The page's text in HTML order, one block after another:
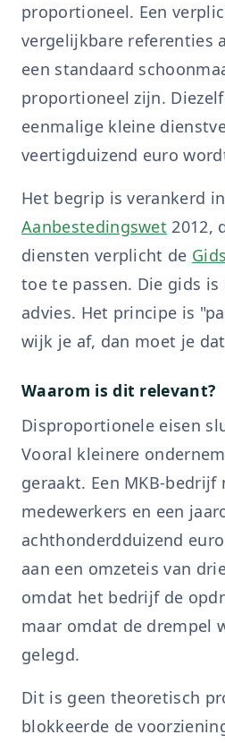
proportioneel. Een
vergelijkbare referenties
een standaard
proportioneel zijn.
eenmalige kleine
veertigduizend euro
Het begrip is verankerd
Aanbestedingswet 2012,
diensten verplicht de
toe te passen. Die gids
advies. Het principe is
wijk je af, dan moet je
Waarom is dit relevant?
Disproportionele eisen
Vooral kleinere
geraakt. Een MKB-
medewerkers en een
achthonderdduizend
aan een omzeteis van
omdat het bedrijf de
maar omdat de drempel
gelegd.
Dit is geen theoretisch
blokkeerde de